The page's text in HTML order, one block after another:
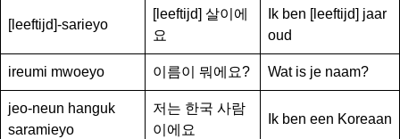
[leeftijd]-sarieyo
[leeftijd] 살이에
요
Ik ben [leeftijd] jaar
oud
ireumi mwoeyo 이름이 뭐에요? Wat is je naam?
jeo-neun hanguk
saramieyo
저는 한국 사람
이에요
Ik ben een Koreaan